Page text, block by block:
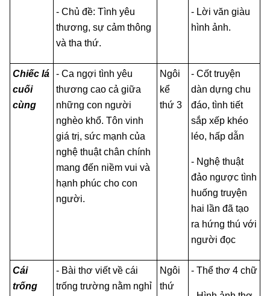
- Chủ đề: Tình yêu
thương, sự cảm thông
và tha thứ.
- Lời văn giàu
hình ảnh.
Chiếc lá
cuối
cùng
- Ca ngợi tình yêu
thương cao cả giữa
những con người
nghèo khổ. Tôn vinh
giá trị, sức mạnh của
nghệ thuật chân chính
mang đến niềm vui và
hạnh phúc cho con
người.
Ngôi
kể
thứ 3
- Cốt truyện
dàn dựng chu
đáo, tình tiết
sắp xếp khéo
léo, hấp dẫn
- Nghệ thuật
đảo ngược tình
huống truyện
hai lần đã tạo
ra hứng thú với
người đọc
Cái
trống
- Bài thơ viết về cái
trống trường nằm nghỉ
Ngôi
thứ
- Thể thơ 4 chữ